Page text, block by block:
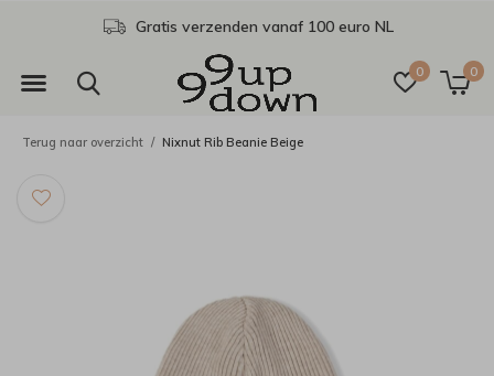
0 0
Gratis verzenden vanaf 100 euro NL
Terug naar overzicht Nixnut Rib Beanie Beige